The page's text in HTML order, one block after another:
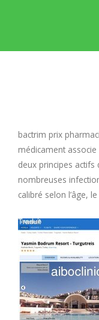
bactrim prix
médicament
deux principes
nombreuses
calibré selon l’âge,